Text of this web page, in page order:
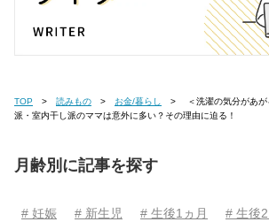
TOP 読みもの お金/暮らし
派・室内干し派のママは意外に多い？その理由に迫る！
月齢別に記事を探す
# 妊娠 # 新生児 # 生後1ヵ月
# 生後2